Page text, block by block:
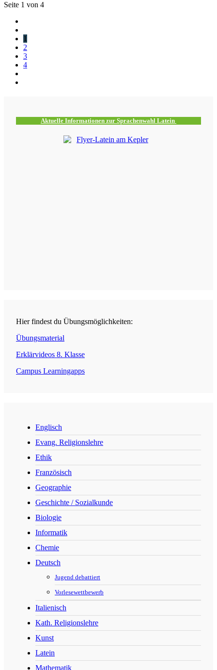
Seite 1 von 4
1
2
3
4
Aktuelle Informationen zur Sprachenwahl Latein
Hier findest du Übungsmöglichkeiten:
Übungsmaterial
Erklärvideos 8. Klasse
Campus Learningapps
Englisch
Evang. Religionslehre
Ethik
Französisch
Geographie
Geschichte / Sozialkunde
Biologie
Informatik
Chemie
Deutsch
Jugend debattiert
Vorlesewettbewerb
Italienisch
Kath. Religionslehre
Kunst
Latein
Mathematik